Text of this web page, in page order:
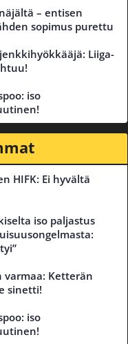
– entisen
sopimus purettu
Liiga-
iso
HIFK: Ei hyvältä
iso paljastus
varmaa: Ketterän
sinetti!
iso